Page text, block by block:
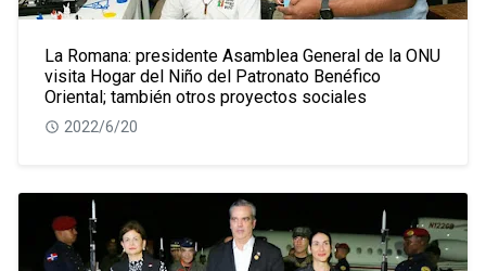
La Romana: presidente Asamblea General de la ONU
visita Hogar del Niño del Patronato Benéfico
Oriental; también otros proyectos sociales
2022/6/20